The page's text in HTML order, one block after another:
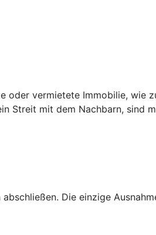
oder vermietete Immobilie, wie
Streit mit dem Nachbarn, sind
Die einzige